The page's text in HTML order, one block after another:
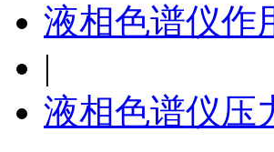
液相色谱仪作
|
液相色谱仪压